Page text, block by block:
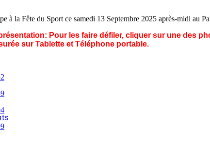
à la Fête du Sport ce samedi 13 Septembre 2025 après-midi au
Pour les faire défiler, cliquer sur une des
sur Tablette et Téléphone portable.